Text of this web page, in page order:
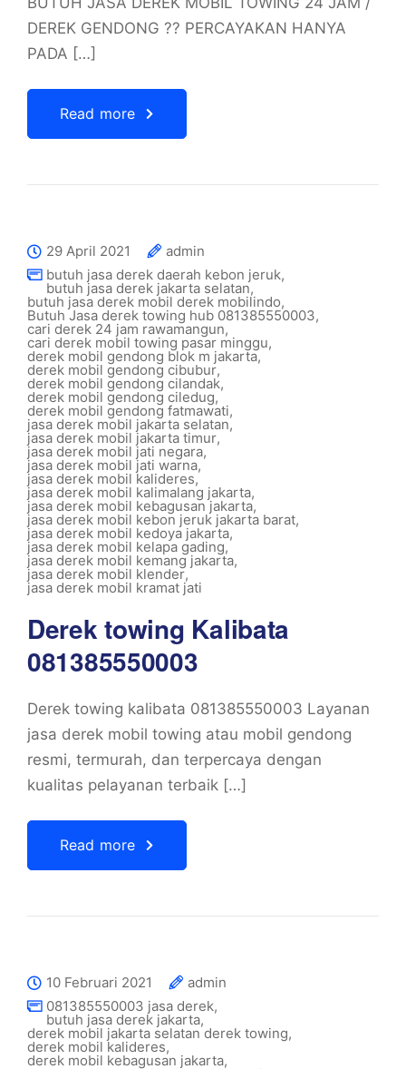
DEREK GENDONG ?? PERCAYAKAN HANYA
PADA […]
Read more
29 April 2021
admin
butuh jasa derek daerah kebon jeruk,
butuh jasa derek jakarta selatan,
butuh jasa derek mobil derek mobilindo,
Butuh Jasa derek towing hub 081385550003,
cari derek 24 jam rawamangun,
cari derek mobil towing pasar minggu,
derek mobil gendong blok m jakarta,
derek mobil gendong cibubur,
derek mobil gendong cilandak,
derek mobil gendong ciledug,
derek mobil gendong fatmawati,
jasa derek mobil jakarta selatan,
jasa derek mobil jakarta timur,
jasa derek mobil jati negara,
jasa derek mobil jati warna,
jasa derek mobil kalideres,
jasa derek mobil kalimalang jakarta,
jasa derek mobil kebagusan jakarta,
jasa derek mobil kebon jeruk jakarta barat,
jasa derek mobil kedoya jakarta,
jasa derek mobil kelapa gading,
jasa derek mobil kemang jakarta,
jasa derek mobil klender,
jasa derek mobil kramat jati
Derek towing Kalibata
081385550003
Derek towing kalibata 081385550003 Layanan
jasa derek mobil towing atau mobil gendong
resmi, termurah, dan terpercaya dengan
kualitas pelayanan terbaik […]
Read more
10 Februari 2021
admin
081385550003 jasa derek,
butuh jasa derek jakarta,
derek mobil jakarta selatan derek towing,
derek mobil kalideres,
derek mobil kebagusan jakarta,